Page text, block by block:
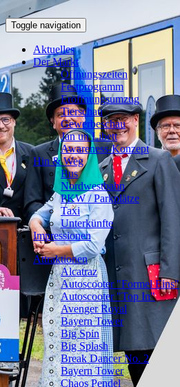
Toggle navigation
Aktuelles
Der Markt
Öffnungszeiten
Festprogramm
Eröffnungsumzug
Tierschau
Gewerbeschau
Jan un Libett
Awareness-Konzept
Hin & Weg
Bus
Nordwestbahn
PKW / Parkplätze
Taxi
Unterkünfte
Impressionen
Attraktionen
Alcatraz
Autoscooter "Formel Eins"
Autoscooter "Top In"
Avenger Royal
Bayern Tower
Big Spin
Big Splash
Break Dancer No. 2
Bayern Tower
Chaos Pendel